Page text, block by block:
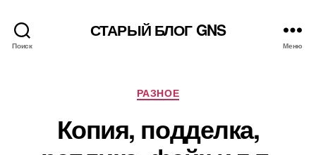
Поиск
СТАРЫЙ БЛОГ GNS
Меню
Рубрики
РАЗНОЕ
Копия, подделка,